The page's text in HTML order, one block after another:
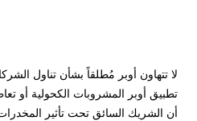
لا تتهاون أوبر مُطلقاً بشأن تناول
تطبيق أوبر المشروبات الكحولية أو
أن الشريك السائق تحت تأثير